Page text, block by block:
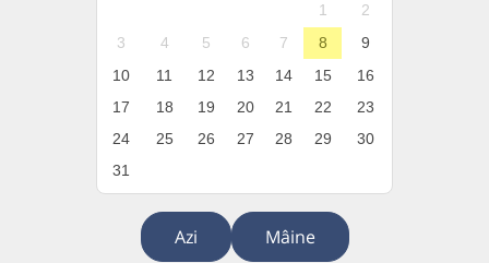
1
2
3
4 5 6 7 8
9
10
11 12 13 14 15
16
17
18 19 20 21 22
23
24
25 26 27 28 29
30
31
Azi Mâine